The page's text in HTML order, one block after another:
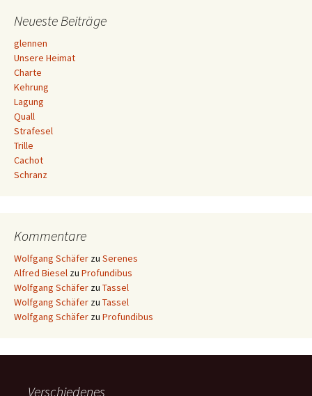
Neueste Beiträge
glennen
Unsere Heimat
Charte
Kehrung
Lagung
Quall
Strafesel
Trille
Cachot
Schranz
Kommentare
Wolfgang Schäfer zu Serenes
Alfred Biesel zu Profundibus
Wolfgang Schäfer zu Tassel
Wolfgang Schäfer zu Tassel
Wolfgang Schäfer zu Profundibus
Verschiedenes